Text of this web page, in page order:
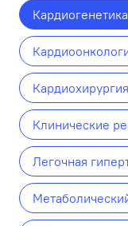
Кардиогенетика
Кардиохирургия
Клинические
Легочная